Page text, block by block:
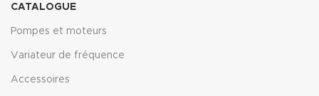
CATALOGUE
Pompes et moteurs
Variateur de fréquence
Accessoires